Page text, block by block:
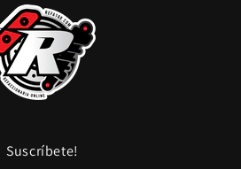
Suscríbete!